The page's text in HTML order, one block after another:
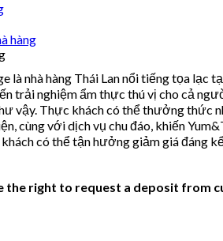
hàng
là nhà hàng Thái Lan nổi tiếng tọa
trải nghiệm ẩm thực thú vị cho cả
vậy. Thực khách có thể thưởng thức
cùng với dịch vụ chu đáo, khiến
có thể tận hưởng giảm giá đáng
the right to request a deposit from